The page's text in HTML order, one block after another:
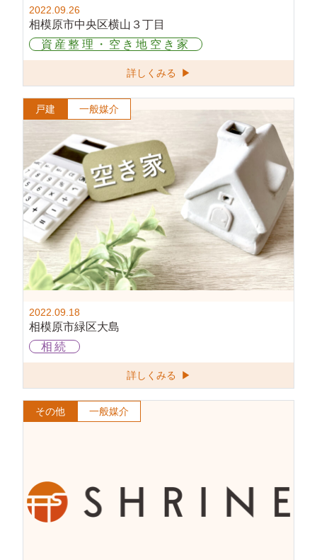
2022.09.26
相模原市中央区横山３丁目
資産整理・空き地空き家
詳しくみる ▶
戸建 一般媒介
2022.09.18
相模原市緑区大島
相続
詳しくみる ▶
その他 一般媒介